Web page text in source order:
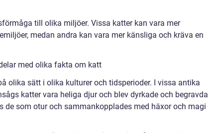
till olika miljöer. Vissa katter kan vara mer
medan andra kan vara mer känsliga och kräva en
med olika fakta om katt
olika sätt i olika kulturer och tidsperioder. I vissa antika
katter vara heliga djur och blev dyrkade och begravda
de som otur och sammankopplades med häxor och magi